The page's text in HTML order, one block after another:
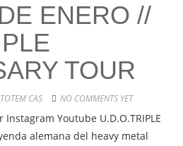
ENERO //
TOUR
TOTEM CAS NO COMMENTS YET
Instagram Youtube U.D.O.TRIPLE
alemana del heavy metal